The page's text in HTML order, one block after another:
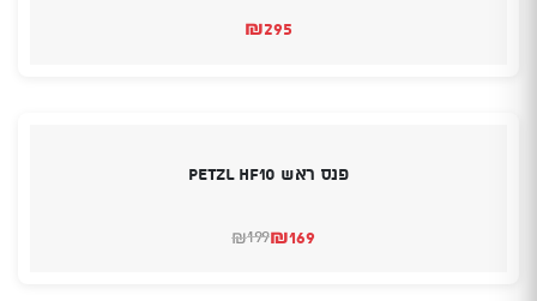
₪295
פנס ראש PETZL HF10
₪199
המחיר₪169
המחיר